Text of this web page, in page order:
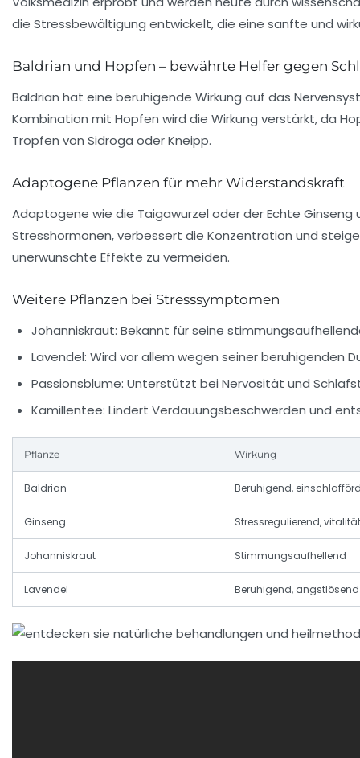
die Stressbewältigung entwickelt, die eine sanfte und
Baldrian und Hopfen – bewährte Helfer gegen
Baldrian hat eine beruhigende Wirkung auf das
Kombination mit Hopfen wird die Wirkung verstärkt, da
Tropfen von Sidroga oder Kneipp.
Adaptogene Pflanzen für mehr Widerstandskraft
Adaptogene wie die Taigawurzel oder der Echte
Stresshormonen, verbessert die Konzentration und
unerwünschte Effekte zu vermeiden.
Weitere Pflanzen bei Stresssymptomen
Johanniskraut: Bekannt für seine
Lavendel: Wird vor allem wegen seiner beruhigenden
Passionsblume: Unterstützt bei Nervosität und
Kamillentee: Lindert Verdauungsbeschwerden und
Pflanze Wirkung
Baldrian Beruhigend,
Ginseng Stressregulierend,
Johanniskraut Stimmungsaufhellend
Lavendel Beruhigend, angstlösend